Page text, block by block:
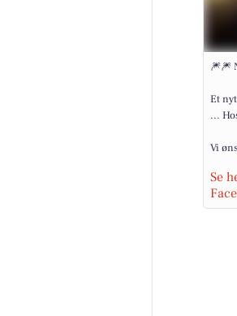
🎆🎆
Et
...
Vi
Se